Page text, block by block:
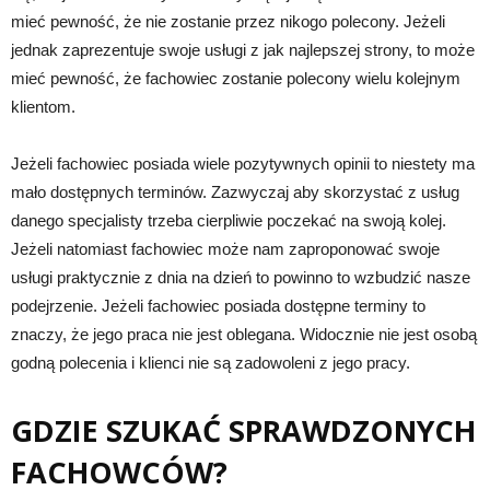
mieć pewność, że nie zostanie przez nikogo polecony. Jeżeli
jednak zaprezentuje swoje usługi z jak najlepszej strony, to może
mieć pewność, że fachowiec zostanie polecony wielu kolejnym
klientom.
Jeżeli fachowiec posiada wiele pozytywnych opinii to niestety ma
mało dostępnych terminów. Zazwyczaj aby skorzystać z usług
danego specjalisty trzeba cierpliwie poczekać na swoją kolej.
Jeżeli natomiast fachowiec może nam zaproponować swoje
usługi praktycznie z dnia na dzień to powinno to wzbudzić nasze
podejrzenie. Jeżeli fachowiec posiada dostępne terminy to
znaczy, że jego praca nie jest oblegana. Widocznie nie jest osobą
godną polecenia i klienci nie są zadowoleni z jego pracy.
GDZIE SZUKAĆ SPRAWDZONYCH
FACHOWCÓW?